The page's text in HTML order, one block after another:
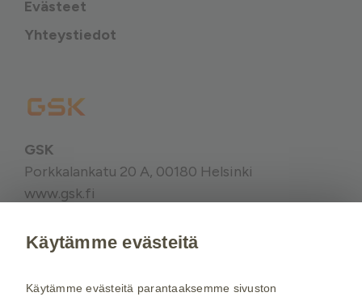
Evästeet
Yhteystiedot
GSK
Porkkalankatu 20 A, 00180 Helsinki
www.gsk.fi
ammattilaiselta. Rokotussuositukset perustuvat
Käytämme evästeitä
Käytämme evästeitä parantaaksemme sivuston